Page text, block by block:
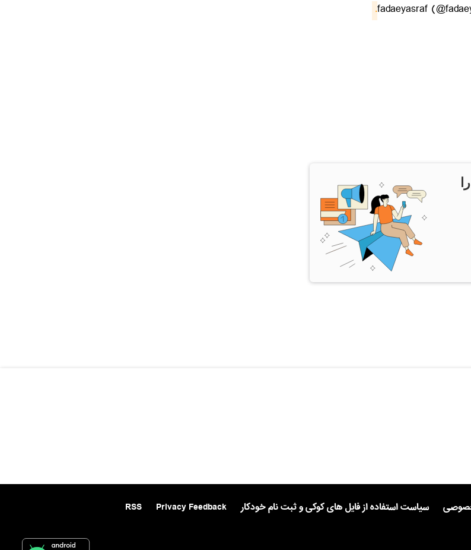
سیاست استفاده از فایل های کوکی و ثبت نام خودکار Privacy Feedback
RSS